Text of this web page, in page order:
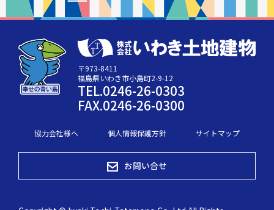
〒973-8411
福島県いわき市小島町2-9-12
TEL.0246-26-0303
FAX.0246-26-0300
協力会社様へ 個人情報保護方針 サイトマップ
お問い合せ